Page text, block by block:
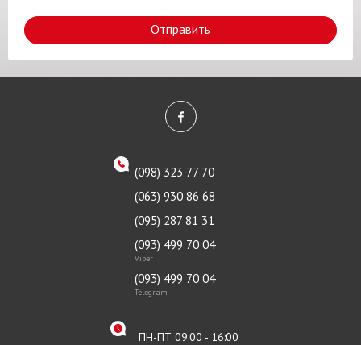
Отправить
(098) 323 77 70
(063) 930 86 68
(095) 287 81 31
(093) 499 70 04
Viber
(093) 499 70 04
Telegram
ПН-ПТ 09:00 - 16:00